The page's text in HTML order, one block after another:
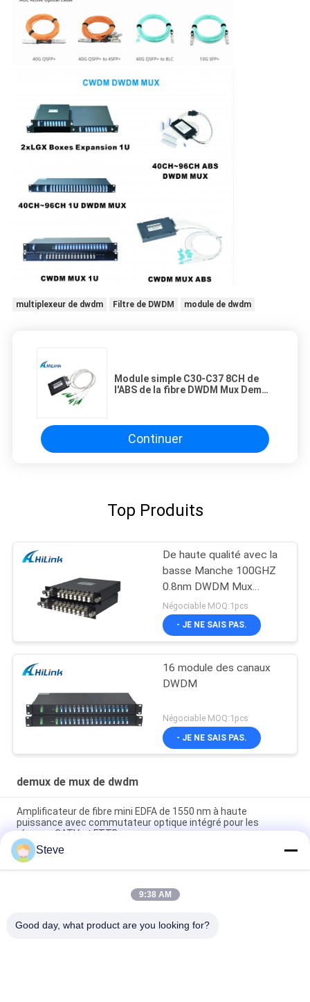
multiplexeur de dwdm Filtre de DWDM module de dwdm
Module simple C30-C37 8CH de
l'ABS de la fibre DWDM Mux Demux
Continuer
Top Produits
De haute qualité avec la
basse Manche 100GHZ
0.8nm DWDM Mux
Demux de la perte par
insertion 8
Négociable MOQ:1pcs
- JE NE SAIS PAS.
16 module des canaux
DWDM
Négociable MOQ:1pcs
- JE NE SAIS PAS.
demux de mux de dwdm
Amplificateur de fibre mini EDFA de 1550 nm à haute
puissance avec commutateur optique intégré pour les
réseaux CATV et FTTB
Mini ligne optique amplificateur optique de 1550nm CATV
EDFA d'amplificateur
Bâti de support passif de la fibre 1U du dispositif DWDM Mux
Steve
9:38 AM
Good day, what product are you looking for?